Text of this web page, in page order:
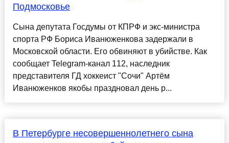
Подмосковье
Сына депутата Госдумы от КПРФ и экс-министра
спорта РФ Бориса Иванюженкова задержали в
Московской области. Его обвиняют в убийстве. Как
сообщает Telegram-канал 112, наследник
представителя ГД хоккеист "Сочи" Артём
Иванюженков якобы праздновал день р...
В Петербурге несовершеннолетнего сына